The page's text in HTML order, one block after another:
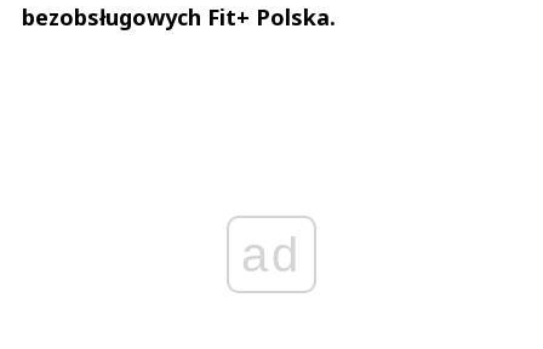
bezobsługowych Fit+ Polska.
ad